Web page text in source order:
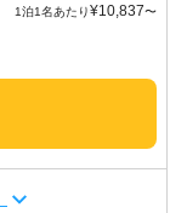
1泊1名あたり¥10,837〜